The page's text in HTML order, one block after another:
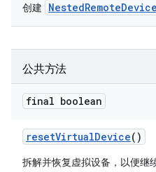
创建 NestedRemoteDevice
公共方法
final boolean
resetVirtualDevice()
拆解并恢复虚拟设备，以便继